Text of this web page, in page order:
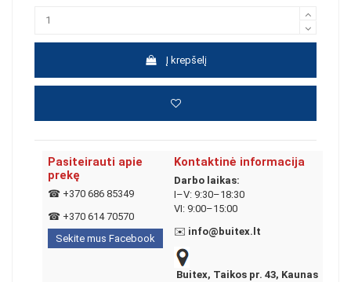
Į krepšelį
Pasiteirauti apie
prekę
☎ +370 686 85349
☎ +370 614 70570
Sekite mus Facebook
Kontaktinė informacija
Darbo laikas:
I–V: 9:30–18:30
VI: 9:00–15:00
✉️ info@buitex.lt
Buitex, Taikos pr. 43, Kaunas